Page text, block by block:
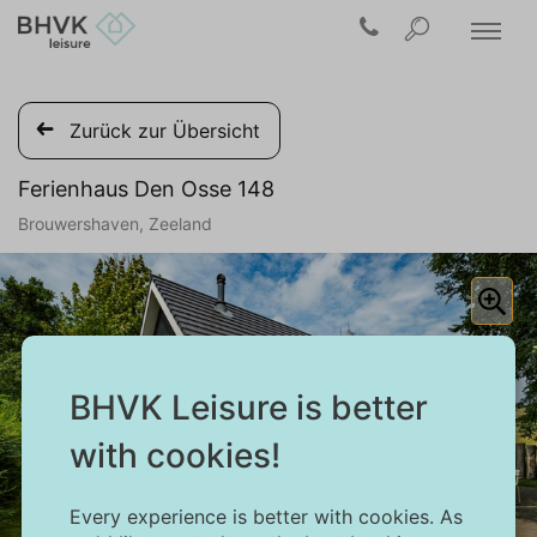
BHVK Leisure is better
with cookies!
Every experience is better with cookies. As
Zurück zur Übersicht
Ferienhaus Den Osse 148
Brouwershaven, Zeeland